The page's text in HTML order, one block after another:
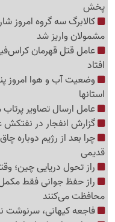
پخش
کالابرگ سه گروه امروز
مشمولان واریز شد
عامل قتل قهرمان
افتاد
استانها
عامل ارسال تصاویر
گزارش انفجار در نفتکش
چرا بعد از رژیم
قدیمی
راز تحول دریایی چین؛
راز حفظ جوانی فقط
محافظت می‌کنند
فاجعه کیهانی، سرنوشت